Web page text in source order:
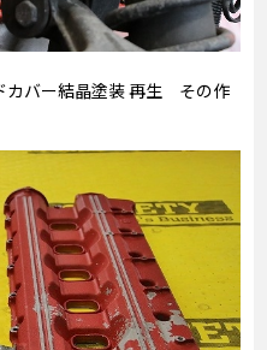
バー結晶塗装 再生 その作